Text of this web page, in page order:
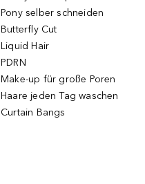
Pony selber schneiden
Butterfly Cut
Liquid Hair
PDRN
Make-up für große Poren
Haare jeden Tag waschen
Curtain Bangs